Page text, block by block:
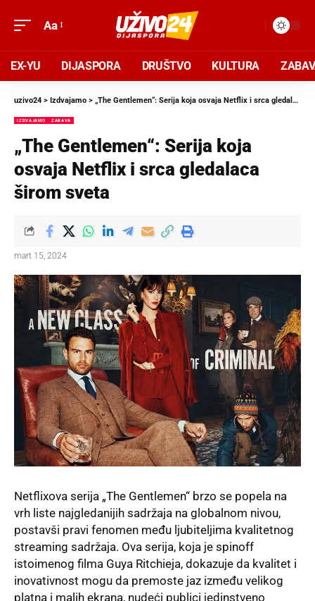
Aa
EX-YU DIJASPORA DRUŠTVO KULTURA
uzivo24 > Izdvajamo > „The Gentlemen“: Serija koja osvaja Netflix i srca gledalaca širom sveta
IZDVAJAMO ZABAVA
„The Gentlemen“: Serija koja
osvaja Netflix i srca gledalaca
širom sveta
mart 15, 2024
Netflixova serija „The Gentlemen“ brzo se popela na
vrh liste najgledanijih sadržaja na globalnom nivou,
postavši pravi fenomen među ljubiteljima kvalitetnog
streaming sadržaja. Ova serija, koja je spinoff
istoimenog filma Guya Ritchieja, dokazuje da kvalitet i
inovativnost mogu da premoste jaz između velikog
platna i malih ekrana, nudeći publici jedinstveno